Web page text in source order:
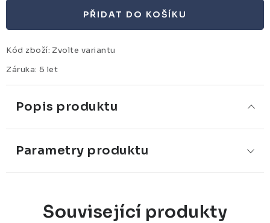
PŘIDAT DO KOŠÍKU
Kód zboží: Zvolte variantu
Záruka: 5 let
Popis produktu
Parametry produktu
Související produkty